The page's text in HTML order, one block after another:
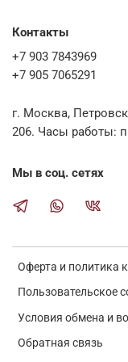
Оферта и политика
Пользовательское
Условия обмена и
Обратная связь
Контакты
+7 903 7843969
+7 905 7065291
г. Москва,
Мы в соц. сетях